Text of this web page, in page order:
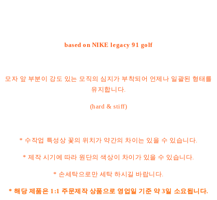
based on NIKE legacy 91 golf
모자 앞 부분이 강도 있는 모직의 심지가 부착되어 언제나 일괄된 형태를
유지합니다.
(hard & stiff)
* 수작업 특성상 꽃의 위치가 약간의 차이는 있을 수 있습니다.
* 제작 시기에 따라 원단의 색상이 차이가 있을 수 있습니다.
* 손세탁으로만 세탁 하시길 바랍니다.
* 해당 제품은 1:1 주문제작 상품으로 영업일 기준 약 3일 소요됩니다.